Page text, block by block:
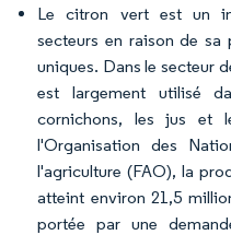
Le citron vert est un
secteurs en raison de sa
uniques. Dans le secteur
est largement utilisé
cornichons, les jus et
l'Organisation des
l'agriculture (FAO), la
atteint environ 21,5
portée par une